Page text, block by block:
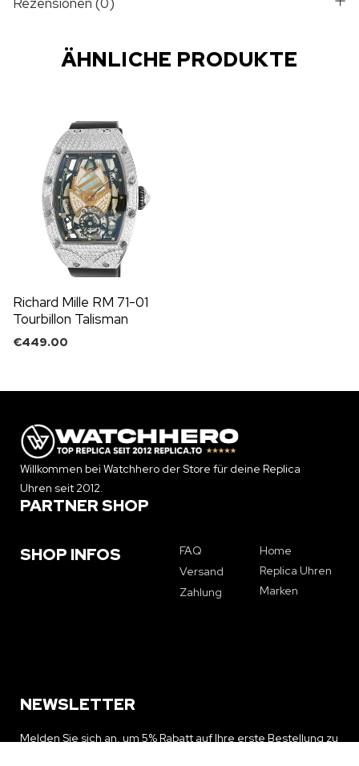
ÄHNLICHE PRODUKTE
Richard Mille RM 71-01
Tourbillon Talisman
€449.00
Willkommen bei Watchhero der Store für deine Replica
Uhren seit 2012.
PARTNER SHOP
SHOP INFOS
FAQ
Versand
Zahlung
Home
Replica Uhren
Marken
NEWSLETTER
Melden Sie sich an, um 5% Rabatt auf Ihre erste Bestellung zu